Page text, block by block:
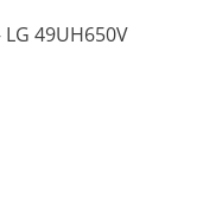
LG 49UH650V